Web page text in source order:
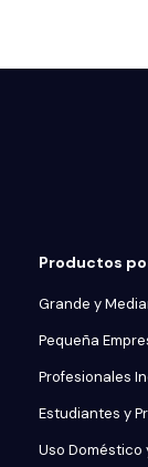
Productos
Grande y
Pequeña
Profesionales
Estudiantes y
Uso Doméstico